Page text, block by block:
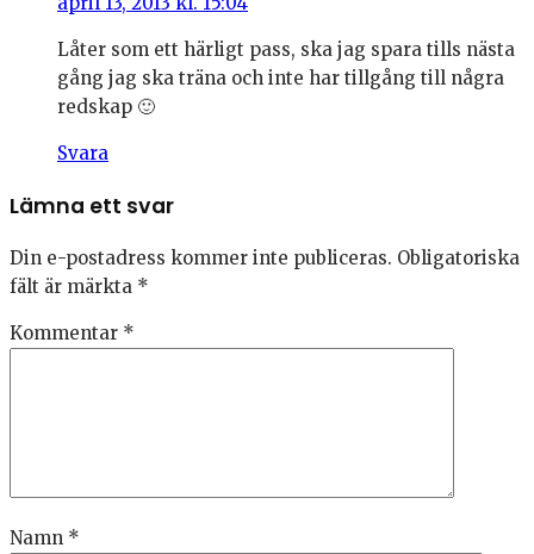
Låter som ett härligt pass, ska jag spara tills nästa
gång jag ska träna och inte har tillgång till några
redskap 🙂
Svara
Lämna ett svar
Din e-postadress kommer inte publiceras. Obligatoriska
fält är märkta *
Kommentar *
Namn *